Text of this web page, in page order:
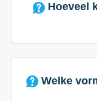
Hoeveel kost het om de voordeur te
Welke vormen van betaling accepteert